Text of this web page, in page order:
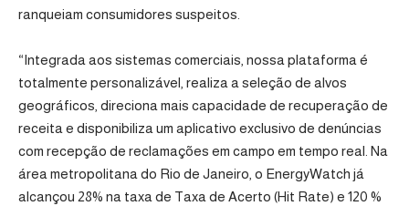
ranqueiam consumidores suspeitos.
“Integrada aos sistemas comerciais, nossa plataforma é
totalmente personalizável, realiza a seleção de alvos
geográficos, direciona mais capacidade de recuperação de
receita e disponibiliza um aplicativo exclusivo de denúncias
com recepção de reclamações em campo em tempo real. Na
área metropolitana do Rio de Janeiro, o EnergyWatch já
alcançou 28% na taxa de Taxa de Acerto (Hit Rate) e 120 %